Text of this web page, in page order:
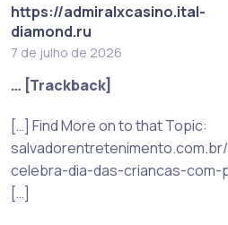
https://admiralxcasino.ital-
diamond.ru
7 de julho de 2026
… [Trackback]
[…] Find More on to that Topic:
celebra-dia-das-criancas-
[…]